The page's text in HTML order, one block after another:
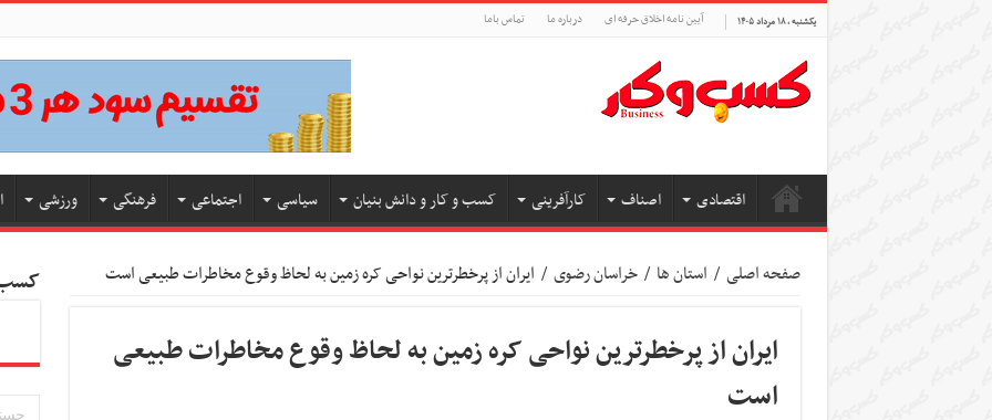
یکشنبه , ۱۸ مرداد ۱۴۰۵ آیین نامه اخلاق حرفه ای درباره ما تماس باما
اقتصادی اصناف کارآفرینی کسب و کار و دانش بنیان سیاسی اجتماعی فرهنگی ورزشی
صفحه اصلی / استان ها / خراسان رضوی / ایران از پرخطرترین نواحی کره زمین به لحاظ وقوع مخاطرات طبیعی است
ایران از پرخطرترین نواحی کره زمین به لحاظ وقوع مخاطرات طبیعی
است
کسب